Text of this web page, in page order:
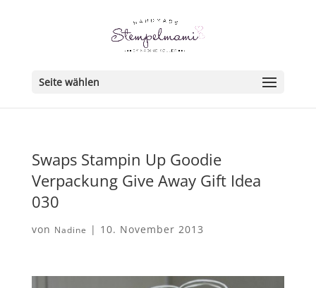
Seite wählen
Swaps Stampin Up Goodie
Verpackung Give Away Gift Idea
030
von Nadine | 10. November 2013